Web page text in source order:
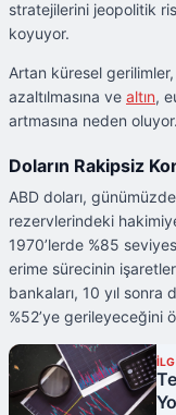
stratejilerini jeopolitik
koyuyor.
Artan küresel gerilimler,
azaltılmasına ve altın,
artmasına neden oluyor.
Doların Rakipsiz
ABD doları,
rezervlerindeki
1970’lerde %85
erime sürecinin
bankaları, 10 yıl sonra
%52’ye gerileyeceğini